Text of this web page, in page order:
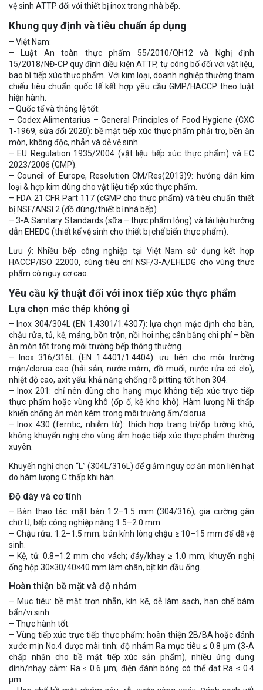
vệ sinh ATTP đối với thiết bị inox trong nhà bếp.
Khung quy định và tiêu chuẩn áp dụng
– Việt Nam:
– Luật An toàn thực phẩm 55/2010/QH12 và Nghị định
15/2018/NĐ-CP quy định điều kiện ATTP, tự công bố đối với vật liệu,
bao bì tiếp xúc thực phẩm. Với kim loại, doanh nghiệp thường tham
chiếu tiêu chuẩn quốc tế kết hợp yêu cầu GMP/HACCP theo luật
hiện hành.
– Quốc tế và thông lệ tốt:
– Codex Alimentarius – General Principles of Food Hygiene (CXC
1-1969, sửa đổi 2020): bề mặt tiếp xúc thực phẩm phải trơ, bền ăn
mòn, không độc, nhẵn và dễ vệ sinh.
– EU Regulation 1935/2004 (vật liệu tiếp xúc thực phẩm) và EC
2023/2006 (GMP).
– Council of Europe, Resolution CM/Res(2013)9: hướng dẫn kim
loại & hợp kim dùng cho vật liệu tiếp xúc thực phẩm.
– FDA 21 CFR Part 117 (cGMP cho thực phẩm) và tiêu chuẩn thiết
bị NSF/ANSI 2 (đồ dùng/thiết bị nhà bếp).
– 3-A Sanitary Standards (sữa – thực phẩm lỏng) và tài liệu hướng
dẫn EHEDG (thiết kế vệ sinh cho thiết bị chế biến thực phẩm).
Lưu ý: Nhiều bếp công nghiệp tại Việt Nam sử dụng kết hợp
HACCP/ISO 22000, cùng tiêu chí NSF/3-A/EHEDG cho vùng thực
phẩm có nguy cơ cao.
Yêu cầu kỹ thuật đối với inox tiếp xúc thực phẩm
Lựa chọn mác thép không gỉ
– Inox 304/304L (EN 1.4301/1.4307): lựa chọn mặc định cho bàn,
chậu rửa, tủ, kệ, máng, bồn trộn, nồi hơi nhẹ; cân bằng chi phí – bền
ăn mòn tốt trong môi trường bếp thông thường.
– Inox 316/316L (EN 1.4401/1.4404): ưu tiên cho môi trường
mặn/clorua cao (hải sản, nước mắm, đồ muối, nước rửa có clo),
nhiệt độ cao, axit yếu; khả năng chống rỗ pitting tốt hơn 304.
– Inox 201: chỉ nên dùng cho hạng mục không tiếp xúc trực tiếp
thực phẩm hoặc vùng khô (ốp ố, kệ kho khô). Hàm lượng Ni thấp
khiến chống ăn mòn kém trong môi trường ẩm/clorua.
– Inox 430 (ferritic, nhiễm từ): thích hợp trang trí/ốp tường khô,
không khuyến nghị cho vùng ẩm hoặc tiếp xúc thực phẩm thường
xuyên.
Khuyến nghị chọn “L” (304L/316L) để giảm nguy cơ ăn mòn liên hạt
do hàm lượng C thấp khi hàn.
Độ dày và cơ tính
– Bàn thao tác: mặt bàn 1.2–1.5 mm (304/316), gia cường gân
chữ U; bếp công nghiệp nặng 1.5–2.0 mm.
– Chậu rửa: 1.2–1.5 mm; bán kính lòng chậu ≥ 10–15 mm để dễ vệ
sinh.
– Kệ, tủ: 0.8–1.2 mm cho vách; đáy/khay ≥ 1.0 mm; khuyến nghị
ống hộp 30×30/40×40 mm làm chân, bịt kín đầu ống.
Hoàn thiện bề mặt và độ nhám
– Mục tiêu: bề mặt trơn nhẵn, kín kẽ, dễ làm sạch, hạn chế bám
bẩn/vi sinh.
– Thực hành tốt:
– Vùng tiếp xúc trực tiếp thực phẩm: hoàn thiện 2B/BA hoặc đánh
xước mịn No.4 được mài tinh; độ nhám Ra mục tiêu ≤ 0.8 µm (3-A
chấp nhận cho bề mặt tiếp xúc sản phẩm), nhiều ứng dụng
dính/nhạy cảm: Ra ≤ 0.6 µm; điện đánh bóng có thể đạt Ra ≤ 0.4
µm.